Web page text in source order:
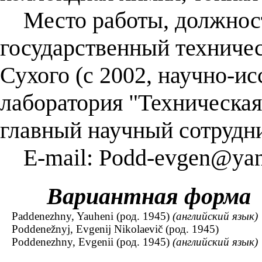
Место работы,
государственный
Сухого (с 2002, научно-
лаборатория
главный научный
E-mail: Podd-
Вариантная форма
Paddenezhny, Yauheni (род. 1945) (английский язык)
Poddenežnyj, Evgenij Nikolaevič (род. 1945)
Poddenezhny, Evgenii (род. 1945) (английский язык)